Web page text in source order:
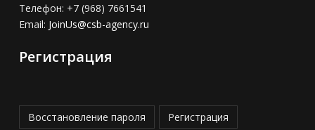
Телефон: +7 (968) 7661541
Email: JoinUs@csb-agency.ru
Регистрация
Восстановление пароля Регистрация